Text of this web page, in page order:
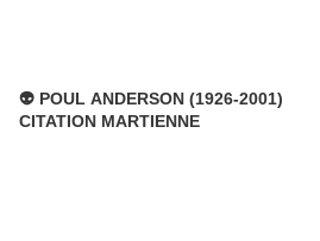
👽 POUL ANDERSON (1926-2001)
CITATION MARTIENNE